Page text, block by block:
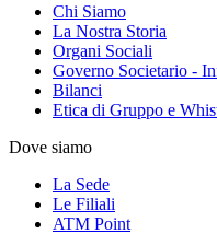
Chi Siamo
La Nostra Storia
Organi Sociali
Governo Societario -
Bilanci
Etica di Gruppo e
Dove siamo
La Sede
Le Filiali
ATM Point